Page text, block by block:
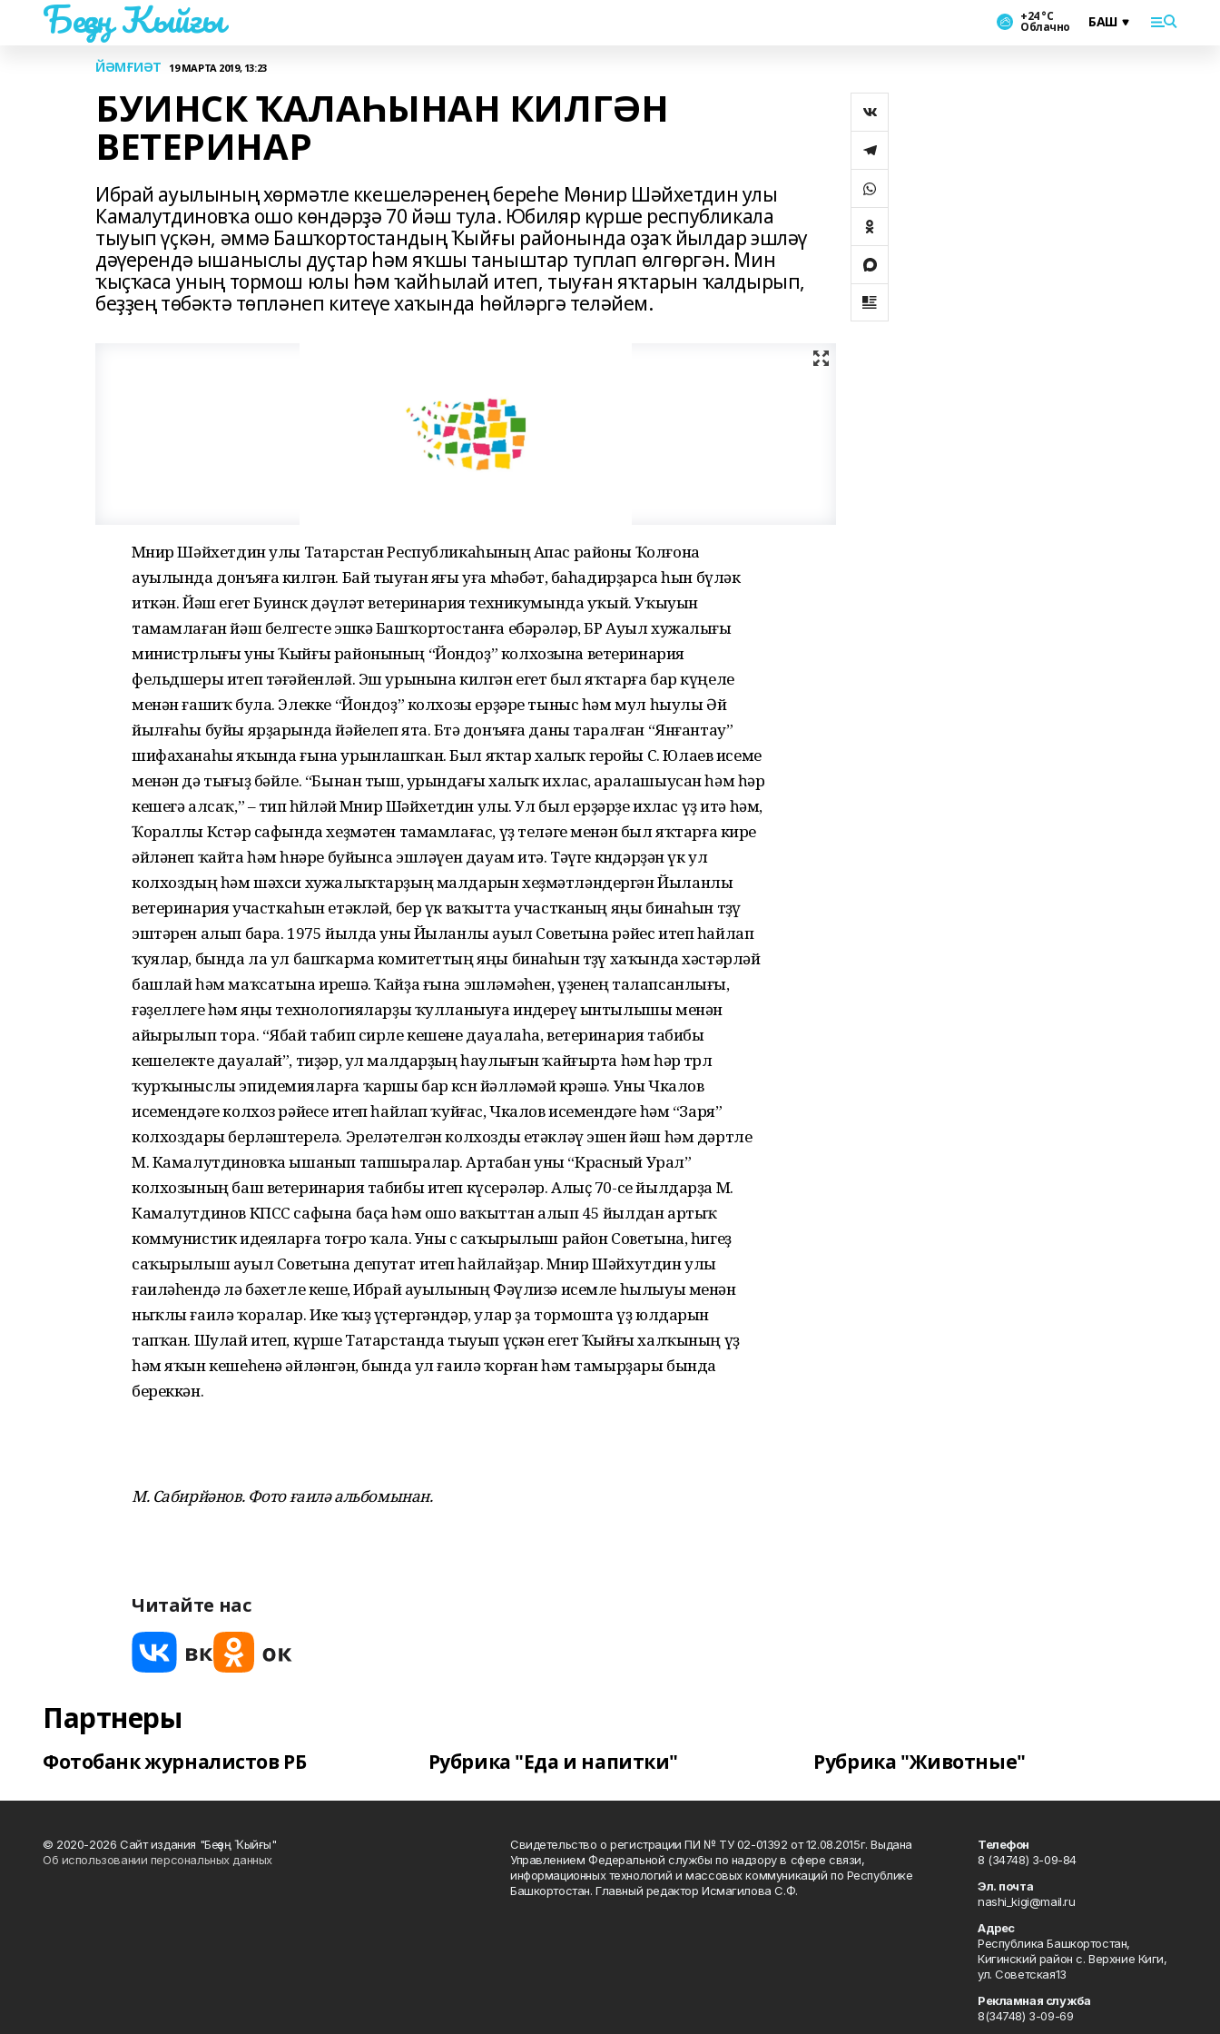
Беҙҙең Ҡыйғы +24 °С
Облачно
ЙӘМҒИӘТ 19 МАРТА 2019, 13:23
БУИНСК ҠАЛАҺЫНАН КИЛГӘН
ВЕТЕРИНАР
Ибрай ауылының хөрмәтле ккешеләренең береһе Мөнир Шәйхетдин улы
Камалутдиновҡа ошо көндәрҙә 70 йәш тула. Юбиляр күрше республикала
тыуып үҫкән, әммә Башҡортостандың Ҡыйғы районында оҙаҡ йылдар эшләү
дәүерендә ышаныслы дуҫтар һәм яҡшы таныштар туплап өлгөргән. Мин
ҡыҫҡаса уның тормош юлы һәм ҡайһылай итеп, тыуған яҡтарын ҡалдырып,
беҙҙең төбәктә төпләнеп китеүе хаҡында һөйләргә теләйем.
Мөнир Шәйхетдин улы Татарстан Республикаһының Апас районы Ҡолғона
ауылында донъяға килгән. Бай тыуған яғы уға мөһәбәт, баһадирҙарса һын бүләк
иткән. Йәш егет Буинск дәүләт ветеринария техникумында уҡый. Уҡыуын
тамамлаған йәш белгесте эшкә Башҡортостанға ебәрәләр, БР Ауыл хужалығы
министрлығы уны Ҡыйғы районының “Йондоҙ” колхозына ветеринария
фельдшеры итеп тәғәйенләй. Эш урынына килгән егет был яҡтарға бар күңеле
менән ғашиҡ була. Элекке “Йондоҙ” колхозы ерҙәре тыныс һәм мул һыулы Әй
йылғаһы буйы ярҙарында йәйелеп ята. Бөтә донъяға даны таралған “Янғантау”
шифаханаһы яҡында ғына урынлашҡан. Был яҡтар халыҡ геройы С. Юлаев исеме
менән дә тығыҙ бәйле. “Бынан тыш, урындағы халыҡ ихлас, аралашыусан һәм һәр
кешегә алсаҡ,” – тип һөйләй Мөнир Шәйхетдин улы. Ул был ерҙәрҙе ихлас үҙ итә һәм,
Ҡораллы Көстәр сафында хеҙмәтен тамамлағас, үҙ теләге менән был яҡтарға кире
әйләнеп ҡайта һәм һөнәре буйынса эшләүен дауам итә. Тәүге көндәрҙән үк ул
колхоздың һәм шәхси хужалыҡтарҙың малдарын хеҙмәтләндергән Йыланлы
ветеринария участкаһын етәкләй, бер үк ваҡытта участканың яңы бинаһын төҙөү
эштәрен алып бара. 1975 йылда уны Йыланлы ауыл Советына рәйес итеп һайлап
ҡуялар, бында ла ул башҡарма комитеттың яңы бинаһын төҙөү хаҡында хәстәрләй
башлай һәм маҡсатына ирешә. Ҡайҙа ғына эшләмәһен, үҙенең талапсанлығы,
ғәҙеллеге һәм яңы технологияларҙы ҡулланыуға индереү ынтылышы менән
айырылып тора. “Ябай табип сирле кешене дауалаһа, ветеринария табибы
кешелекте дауалай”, тиҙәр, ул малдарҙың һаулығын ҡайғырта һәм һәр төрлө
ҡурҡыныслы эпидемияларға ҡаршы бар көсөн йәлләмәй көрәшә. Уны Чкалов
исемендәге колхоз рәйесе итеп һайлап ҡуйғас, Чкалов исемендәге һәм “Заря”
колхоздары берләштерелә. Эреләтелгән колхозды етәкләү эшен йәш һәм дәртле
М. Камалутдиновҡа ышанып тапшыралар. Артабан уны “Красный Урал”
колхозының баш ветеринария табибы итеп күсерәләр. Алыҫ 70-се йылдарҙа М.
Камалутдинов КПСС сафына баҫа һәм ошо ваҡыттан алып 45 йылдан артыҡ
коммунистик идеяларға тоғро ҡала. Уны өс саҡырылыш район Советына, һигеҙ
саҡырылыш ауыл Советына депутат итеп һайлайҙар. Мөнир Шәйхутдин улы
ғаиләһендә лә бәхетле кеше, Ибрай ауылының Фәүлизә исемле һылыуы менән
ныҡлы ғаилә ҡоралар. Ике ҡыҙ үҫтергәндәр, улар ҙа тормошта үҙ юлдарын
тапҡан. Шулай итеп, күрше Татарстанда тыуып үҫкән егет Ҡыйғы халҡының үҙ
һәм яҡын кешеһенә әйләнгән, бында ул ғаилә ҡорған һәм тамырҙары бында
береккән.
М. Сабирйәнов. Фото ғаилә альбомынан.
Читайте нас
Партнеры
Фотобанк журналистов РБ Рубрика "Еда и напитки" Рубрика "Животные"
© 2020-2026 Сайт издания "Беҙҙең Ҡыйғы"
Об использовании персональных данных
Свидетельство о регистрации ПИ № ТУ 02-01392 от 12.08.2015г. Выдана
Управлением Федеральной службы по надзору в сфере связи,
информационных технологий и массовых коммуникаций по Республике
Башкортостан. Главный редактор Исмагилова С.Ф.
Телефон
8 (34748) 3-09-84
Эл. почта
nashi_kigi@mail.ru
Адрес
Республика Башкортостан,
Кигинский район с. Верхние Киги,
ул. Советская13
Рекламная служба
8(34748) 3-09-69